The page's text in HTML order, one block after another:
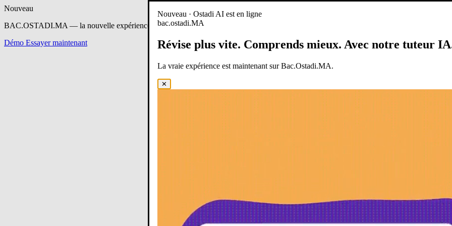
Nouveau
BAC.OSTADI.MA — la nouvelle expérience d’apprentissage est en ligne
Démo Essayer maintenant
Nouveau · Ostadi AI est en ligne
bac.ostadi.MA
Révise plus vite. Comprends mieux. Avec notre tuteur
La vraie expérience est maintenant sur Bac.Ostadi.MA.
✕